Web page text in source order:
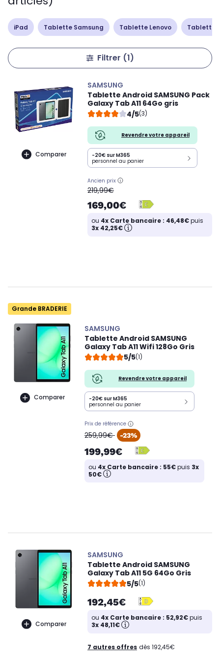
iPad Tablette Samsung Tablette Lenovo Tablette
Filtrer (1)
Comparer
SAMSUNG
Tablette Android SAMSUNG Pack
Galaxy Tab A11 64Go gris
4/5(3)
Revendre votre appareil
-20€ sur M365
personnel au panier
Ancien prix
oldPrice
219,99€
169,00€
ou 4x Carte bancaire : 46,48€puis
3x 42,25€
Grande BRADERIE
Comparer
SAMSUNG
Tablette Android SAMSUNG
Galaxy Tab A11 Wifi 128Go Gris
5/5(1)
Revendre votre appareil
-20€ sur M365
personnel au panier
Prix de référence
oldPrice
259,99€ -23%
199,99€
ou 4x Carte bancaire : 55€puis 3x
50€
Comparer
SAMSUNG
Tablette Android SAMSUNG
Galaxy Tab A11 5G 64Go Gris
5/5(1)
192,45€
ou 4x Carte bancaire : 52,92€puis
3x 48,11€
7 autres offres dès 192,45€